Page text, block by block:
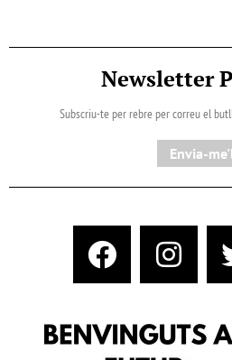
Newsletter
Subscriu-te per rebre per correu el
Envia-